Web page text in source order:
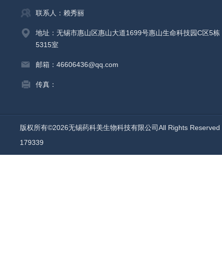
联系人：赖秀丽
地址：无锡市惠山区惠山大道1699号惠山生命科技园C区5栋
5315室
邮箱：46606436@qq.com
传真：
版权所有©2026无锡药科美生物科技有限公司All Rights
179339